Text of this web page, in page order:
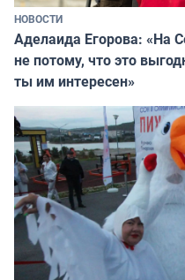
НОВОСТИ
Аделаида Егорова: «На
не потому, что это
ты им интересен»